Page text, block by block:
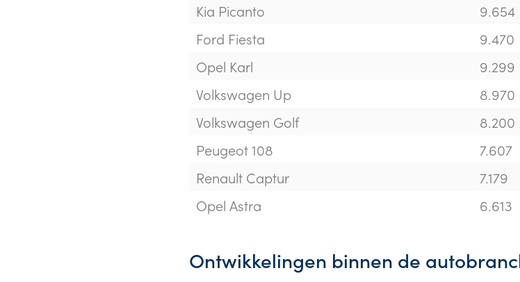
Kia Picanto
9.654
Ford Fiesta
9.470
Opel Karl
9.299
Volkswagen Up
8.970
Volkswagen Golf
8.200
Peugeot 108
7.607
Renault Captur
7.179
Opel Astra
6.613
Ontwikkelingen binnen de